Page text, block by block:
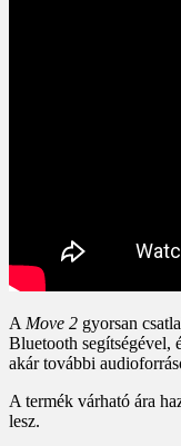
A Move 2 gyorsan
Bluetooth segítségével,
akár további
A termék várható ára
lesz.